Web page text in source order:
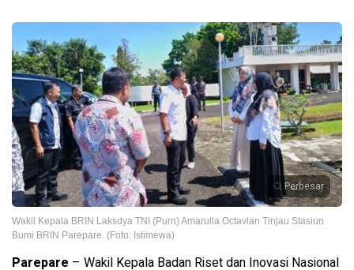
Perbesar
Wakil Kepala BRIN Laksdya TNI (Purn) Amarulla Octavian Tinjau Stasiun
Bumi BRIN Parepare. (Foto: Istimewa)
Parepare – Wakil Kepala Badan Riset dan Inovasi Nasional